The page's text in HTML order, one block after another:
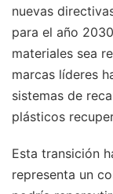
nuevas
para el año
materiales sea
marcas líderes
sistemas de
plásticos
Esta transición
representa un